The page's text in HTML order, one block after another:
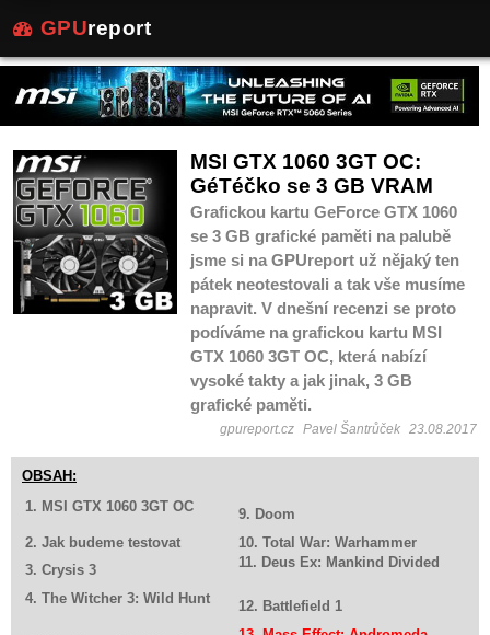
GPUreport
MSI GTX 1060 3GT OC:
GéTéčko se 3 GB VRAM
Grafickou kartu GeForce GTX 1060
se 3 GB grafické paměti na palubě
jsme si na GPUreport už nějaký ten
pátek neotestovali a tak vše musíme
napravit. V dnešní recenzi se proto
podíváme na grafickou kartu MSI
GTX 1060 3GT OC, která nabízí
vysoké takty a jak jinak, 3 GB
grafické paměti.
gpureport.cz Pavel Šantrůček 23.08.2017
OBSAH:
1. MSI GTX 1060 3GT OC
9. Doom
2. Jak budeme testovat
10. Total War: Warhammer
3. Crysis 3
11. Deus Ex: Mankind Divided
4. The Witcher 3: Wild Hunt 12. Battlefield 1